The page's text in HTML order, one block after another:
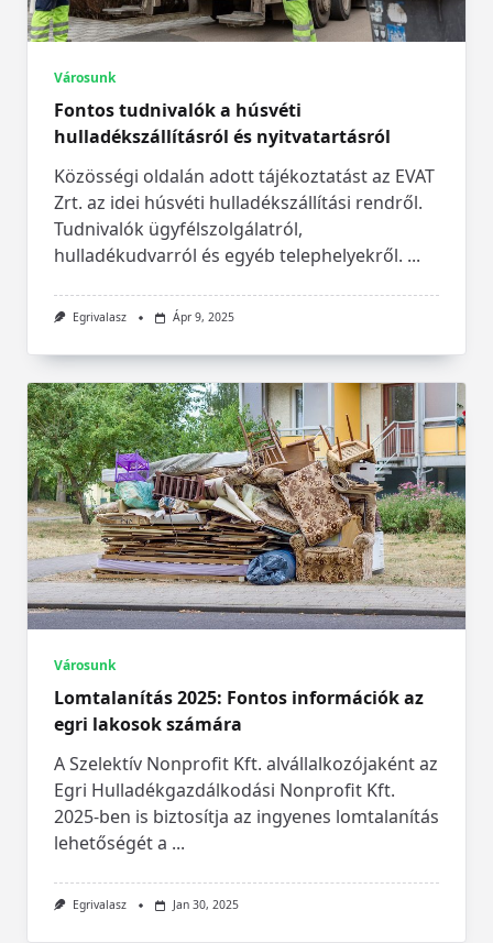
Városunk
Fontos tudnivalók a húsvéti
hulladékszállításról és nyitvatartásról
Közösségi oldalán adott tájékoztatást az EVAT
Zrt. az idei húsvéti hulladékszállítási rendről.
Tudnivalók ügyfélszolgálatról,
hulladékudvarról és egyéb telephelyekről. ...
Egrivalasz Ápr 9, 2025
Városunk
Lomtalanítás 2025: Fontos információk az
egri lakosok számára
A Szelektív Nonprofit Kft. alvállalkozójaként az
Egri Hulladékgazdálkodási Nonprofit Kft.
2025-ben is biztosítja az ingyenes lomtalanítás
lehetőségét a ...
Egrivalasz Jan 30, 2025